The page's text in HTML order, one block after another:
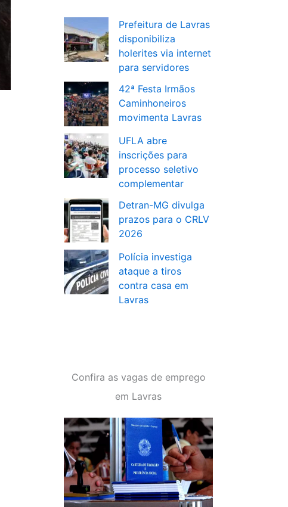
Prefeitura de Lavras
disponibiliza
holerites via internet
para servidores
42ª Festa Irmãos
Caminhoneiros
movimenta Lavras
UFLA abre
inscrições para
processo seletivo
complementar
Detran-MG divulga
prazos para o CRLV
2026
Polícia investiga
ataque a tiros
contra casa em
Lavras
Confira as vagas de emprego
em Lavras